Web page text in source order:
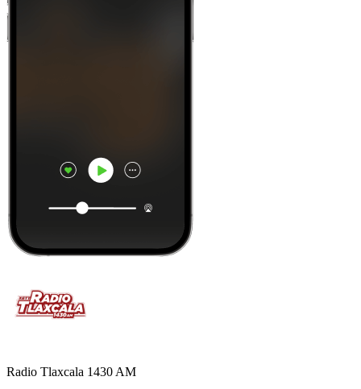
Radio Tlaxcala 1430 AM